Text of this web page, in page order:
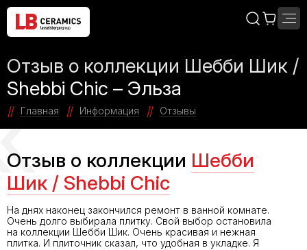
Отзыв о коллекции Шебби Шик /
Shebbi Chic – Эльза
Главная Информация Отзывы
Отзыв о коллекции Шебби
Шик / Shebbi Chic
На днях наконец закончился ремонт в ванной комнате.
Очень долго выбирала плитку. Свой выбор остановила
на коллекции Шебби Шик. Очень красивая и нежная
плитка. И плиточник сказал, что удобная в укладке. Я